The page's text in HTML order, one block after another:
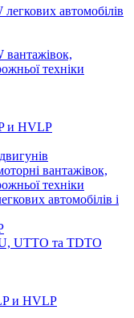
автомобілів
техніки
и HVLP
вантажівок,
техніки
автомобілів і
UTTO та TDTO
и HVLP